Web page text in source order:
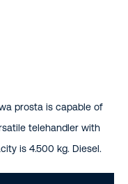
prosta is capable of
telehandler with
is 4.500 kg. Diesel.